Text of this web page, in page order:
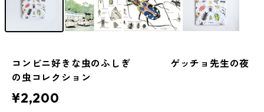
コンビニ好きな虫のふしぎ ゲッチョ先生の夜
の虫コレクション
¥2,200